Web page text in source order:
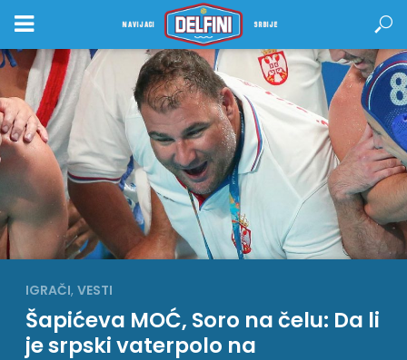
NAVIJACI SRBIJE
IGRAČI, VESTI
Šapićeva MOĆ, Soro na čelu: Da li
je srpski vaterpolo na